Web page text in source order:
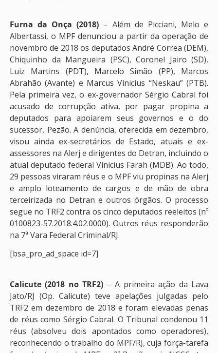
Furna da Onça (2018) – Além de Picciani, Melo e
Albertassi, o MPF denunciou a partir da operação de
novembro de 2018 os deputados André Correa (DEM),
Chiquinho da Mangueira (PSC), Coronel Jairo (SD),
Luiz Martins (PDT), Marcelo Simão (PP), Marcos
Abrahão (Avante) e Marcus Vinicius “Neskau” (PTB).
Pela primeira vez, o ex-governador Sérgio Cabral foi
acusado de corrupção ativa, por pagar propina a
deputados para apoiarem seus governos e o do
sucessor, Pezão. A denúncia, oferecida em dezembro,
visou ainda ex-secretários de Estado, atuais e ex-
assessores na Alerj e dirigentes do Detran, incluindo o
atual deputado federal Vinicius Farah (MDB). Ao todo,
29 pessoas viraram réus e o MPF viu propinas na Alerj
e amplo loteamento de cargos e de mão de obra
terceirizada no Detran e outros órgãos. O processo
segue no TRF2 contra os cinco deputados reeleitos (nº
0100823-57.2018.4.02.0000). Outros réus responderão
na 7ª Vara Federal Criminal/RJ.
[bsa_pro_ad_space id=7]
Calicute (2018 no TRF2) – A primeira ação da Lava
Jato/RJ (Op. Calicute) teve apelações julgadas pelo
TRF2 em dezembro de 2018 e foram elevadas penas
de réus como Sérgio Cabral. O Tribunal condenou 11
réus (absolveu dois apontados como operadores),
reconhecendo o trabalho do MPF/RJ, cuja força-tarefa